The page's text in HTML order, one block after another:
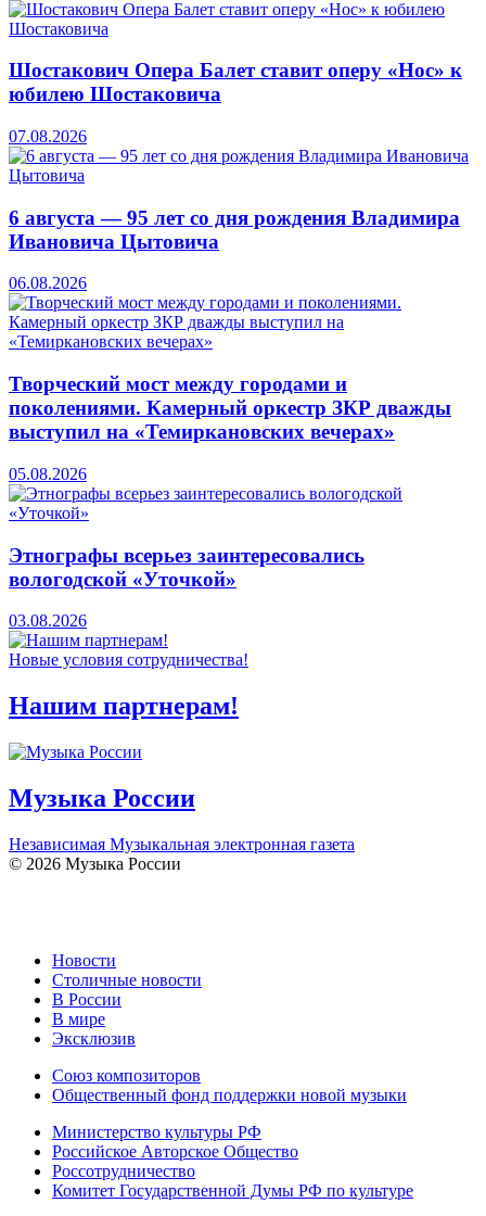
Шостакович Опера Балет ставит оперу «Нос» к
юбилею Шостаковича
07.08.2026
6 августа — 95 лет со дня рождения Владимира
Ивановича Цытовича
06.08.2026
Творческий мост между городами и
поколениями. Камерный оркестр ЗКР дважды
выступил на «Темиркановских вечерах»
05.08.2026
Этнографы всерьез заинтересовались
вологодской «Уточкой»
03.08.2026
Новые условия сотрудничества!
Нашим партнерам!
Музыка России
Независимая Музыкальная электронная газета
© 2026 Музыка России
Новости
Столичные новости
В России
В мире
Эксклюзив
Союз композиторов
Общественный фонд поддержки новой музыки
Министерство культуры РФ
Российское Авторское Общество
Россотрудничество
Комитет Государственной Думы РФ по культуре